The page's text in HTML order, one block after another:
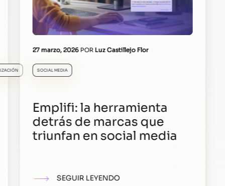
27 marzo, 2026POR Luz Castillejo Flor
SOCIAL MEDIA
Emplifi: la herramienta
detrás de marcas que
triunfan en social media
SEGUIR LEYENDO